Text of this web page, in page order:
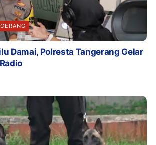
Damai, Polresta Tangerang Gelar